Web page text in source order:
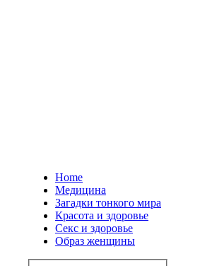
Home
Медицина
Загадки тонкого мира
Красота и здоровье
Секс и здоровье
Образ женщины